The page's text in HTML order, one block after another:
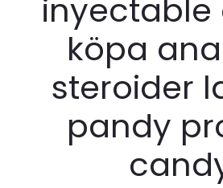
inyectable
köpa
steroider
pandy